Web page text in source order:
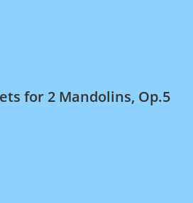
for 2 Mandolins, Op.5